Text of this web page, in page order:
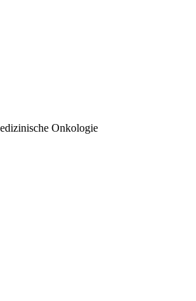
Onkologie